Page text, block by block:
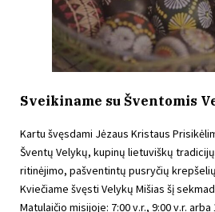
Sveikiname su Šventomis
Kartu švęsdami Jėzaus Kristaus
Šventų Velykų, kupinų lietuviškų
ritinėjimo, pašventintų pusryčių
Kviečiame švęsti Velykų Mišias šį
Matulaičio misijoje: 7:00 v.r., 9:00 v.r. arba